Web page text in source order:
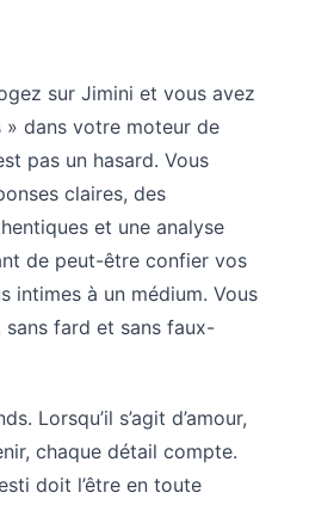
sur Jimini et vous avez
» dans votre moteur de
pas un hasard. Vous
claires, des
et une analyse
de peut-être confier vos
intimes à un médium. Vous
fard et sans faux-
Lorsqu’il s’agit d’amour,
chaque détail compte.
doit l’être en toute